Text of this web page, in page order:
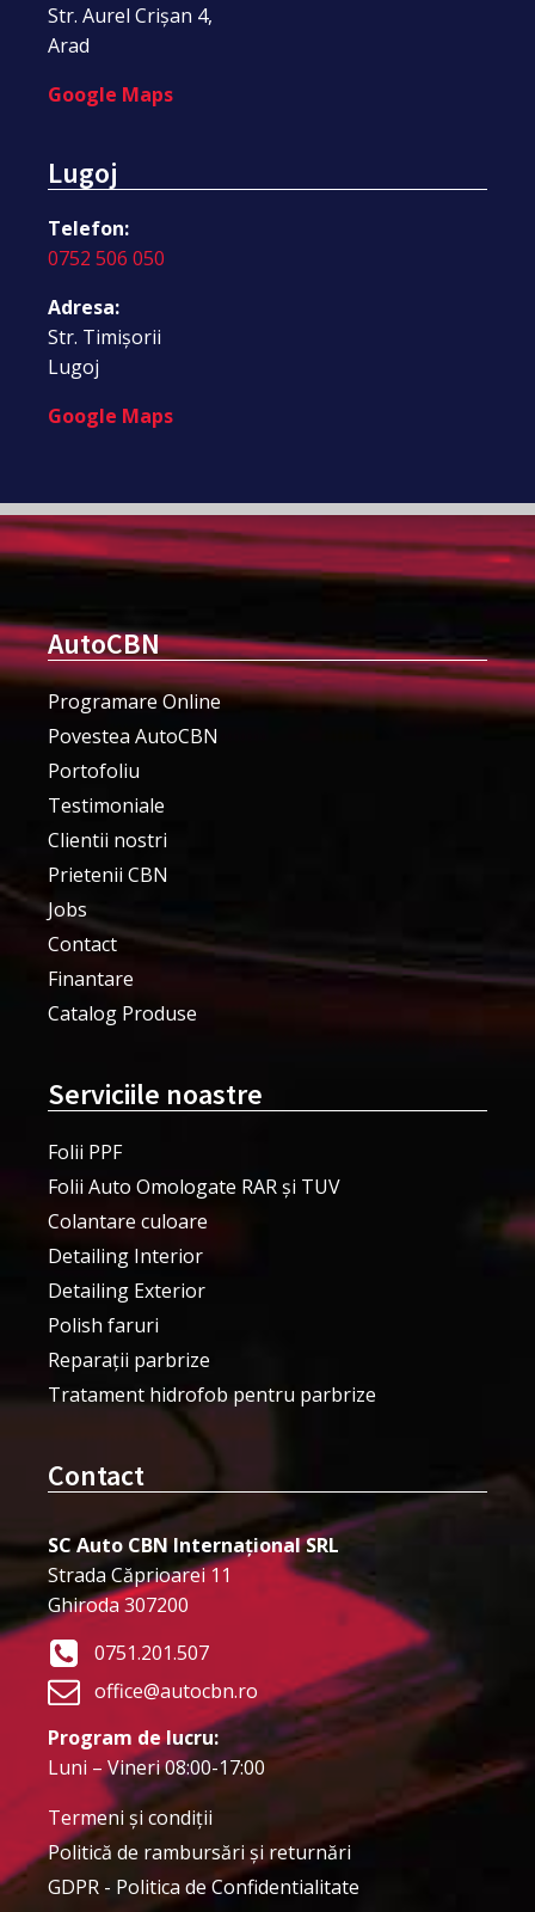
Str. Aurel Crișan 4,
Arad
Google Maps
Lugoj
Telefon:
0752 506 050
Adresa:
Str. Timișorii
Lugoj
Google Maps
AutoCBN
Programare Online
Povestea AutoCBN
Portofoliu
Testimoniale
Clientii nostri
Prietenii CBN
Jobs
Contact
Finantare
Catalog Produse
Serviciile noastre
Folii PPF
Folii Auto Omologate RAR și TUV
Colantare culoare
Detailing Interior
Detailing Exterior
Polish faruri
Reparații parbrize
Tratament hidrofob pentru parbrize
Contact
SC Auto CBN Internațional SRL
Strada Căprioarei 11
Ghiroda 307200
0751.201.507
office@autocbn.ro
Program de lucru:
Luni – Vineri 08:00-17:00
Termeni şi condiţii
Politică de rambursări și returnări
GDPR - Politica de Confidentialitate